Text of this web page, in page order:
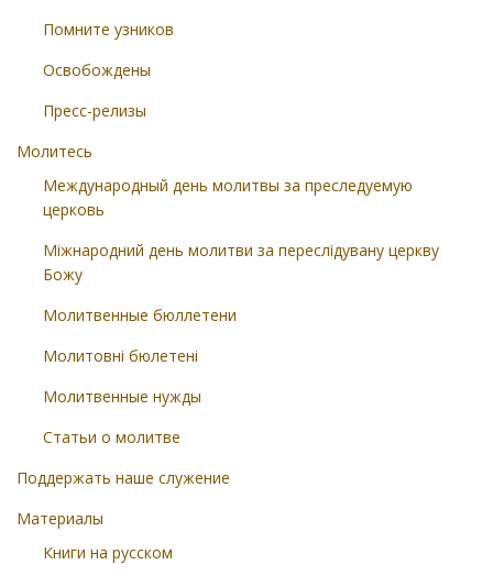
Помните узников
Освобождены
Пресс-релизы
Молитесь
Международный день молитвы за преследуемую
церковь
Міжнародний день молитви за переслідувану церкву
Божу
Молитвенные бюллетени
Молитовні бюлетені
Молитвенные нужды
Статьи о молитве
Поддержать наше служение
Материалы
Книги на русском